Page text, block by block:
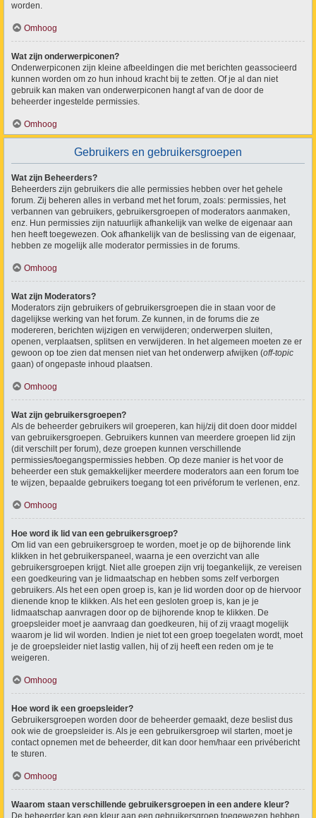
worden.
Omhoog
Wat zijn onderwerpiconen?
Onderwerpiconen zijn kleine afbeeldingen die met berichten geassocieerd
kunnen worden om zo hun inhoud kracht bij te zetten. Of je al dan niet
gebruik kan maken van onderwerpiconen hangt af van de door de
beheerder ingestelde permissies.
Omhoog
Gebruikers en gebruikersgroepen
Wat zijn Beheerders?
Beheerders zijn gebruikers die alle permissies hebben over het gehele
forum. Zij beheren alles in verband met het forum, zoals: permissies, het
verbannen van gebruikers, gebruikersgroepen of moderators aanmaken,
enz. Hun permissies zijn natuurlijk afhankelijk van welke de eigenaar aan
hen heeft toegewezen. Ook afhankelijk van de beslissing van de eigenaar,
hebben ze mogelijk alle moderator permissies in de forums.
Omhoog
Wat zijn Moderators?
Moderators zijn gebruikers of gebruikersgroepen die in staan voor de
dagelijkse werking van het forum. Ze kunnen, in de forums die ze
modereren, berichten wijzigen en verwijderen; onderwerpen sluiten,
openen, verplaatsen, splitsen en verwijderen. In het algemeen moeten ze er
gewoon op toe zien dat mensen niet van het onderwerp afwijken (off-topic
gaan) of ongepaste inhoud plaatsen.
Omhoog
Wat zijn gebruikersgroepen?
Als de beheerder gebruikers wil groeperen, kan hij/zij dit doen door middel
van gebruikersgroepen. Gebruikers kunnen van meerdere groepen lid zijn
(dit verschilt per forum), deze groepen kunnen verschillende
permissies/toegangspermissies hebben. Op deze manier is het voor de
beheerder een stuk gemakkelijker meerdere moderators aan een forum toe
te wijzen, bepaalde gebruikers toegang tot een privéforum te verlenen, enz.
Omhoog
Hoe word ik lid van een gebruikersgroep?
Om lid van een gebruikersgroep te worden, moet je op de bijhorende link
klikken in het gebruikerspaneel, waarna je een overzicht van alle
gebruikersgroepen krijgt. Niet alle groepen zijn vrij toegankelijk, ze vereisen
een goedkeuring van je lidmaatschap en hebben soms zelf verborgen
gebruikers. Als het een open groep is, kan je lid worden door op de hiervoor
dienende knop te klikken. Als het een gesloten groep is, kan je je
lidmaatschap aanvragen door op de bijhorende knop te klikken. De
groepsleider moet je aanvraag dan goedkeuren, hij of zij vraagt mogelijk
waarom je lid wil worden. Indien je niet tot een groep toegelaten wordt, moet
je de groepsleider niet lastig vallen, hij of zij heeft een reden om je te
weigeren.
Omhoog
Hoe word ik een groepsleider?
Gebruikersgroepen worden door de beheerder gemaakt, deze beslist dus
ook wie de groepsleider is. Als je een gebruikersgroep wil starten, moet je
contact opnemen met de beheerder, dit kan door hem/haar een privébericht
te sturen.
Omhoog
Waarom staan verschillende gebruikersgroepen in een andere kleur?
De beheerder kan een kleur aan een gebruikersgroep toegewezen hebben,